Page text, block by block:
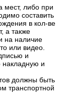
мест, либо при
составить
в кол-ве
а также
на наличие
или видео.
и
накладную и
должны быть
транспортной